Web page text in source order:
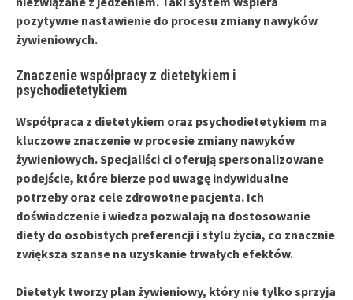
pozytywne nastawienie do procesu zmiany nawyków
żywieniowych.
Znaczenie współpracy z dietetykiem i
psychodietetykiem
Współpraca z dietetykiem oraz psychodietetykiem ma
kluczowe znaczenie w procesie zmiany nawyków
żywieniowych. Specjaliści ci oferująspersonalizowane
podejście, które bierze pod uwagę indywidualne
potrzeby oraz cele zdrowotne pacjenta. Ich
doświadczenie i wiedza pozwalają na dostosowanie
diety do osobistych preferencji i stylu życia, co znacznie
zwiększa szanse na uzyskanie trwałych efektów.
Dietetyk tworzy plan żywieniowy, który nie tylko sprzyja